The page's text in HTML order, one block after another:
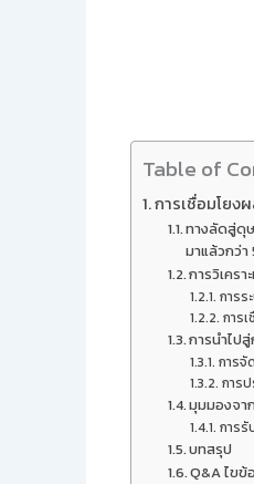
Table of
การเชื่อมโยง
ทางลัดสู่ดุ
มาแล้วกว่า
การวิเคร
การร
การ
การนำไป
การจั
การ
มุมมองจา
การ
บทสรุป
Q&A ไข